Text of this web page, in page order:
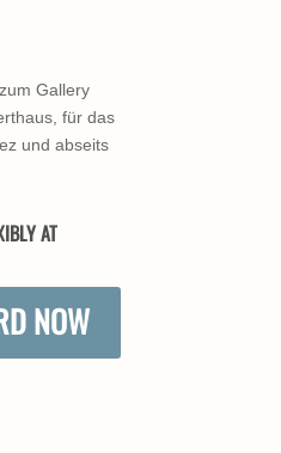
Gallery
für das
und abseits
AT
NOW